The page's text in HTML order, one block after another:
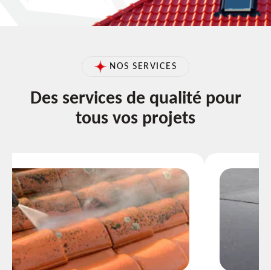
NOS SERVICES
Des services de qualité pour
tous vos projets